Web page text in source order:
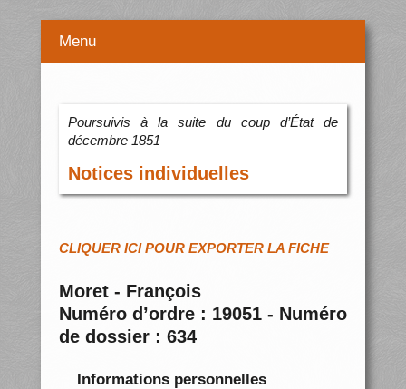
Menu
Poursuivis à la suite du coup d’État de
décembre 1851
Notices individuelles
CLIQUER ICI POUR EXPORTER LA FICHE
Moret - François
Numéro d’ordre : 19051 - Numéro
de dossier : 634
Informations personnelles